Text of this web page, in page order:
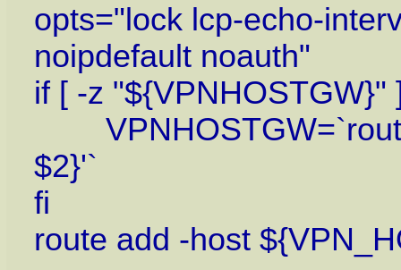
opts="lock lcp-echo-
noipdefault noauth"
if [ -z "${VPNHOSTGW}"
$2}'`
fi
route add -host